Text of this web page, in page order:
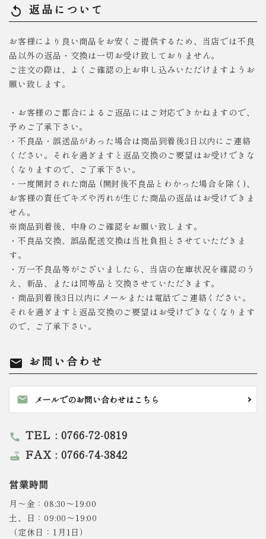
replay 返品について
お客様により良い商品をお安くご提供するため、当店では不良
品以外の返品・交換は一切お受け致しておりません。
ご注文の際は、よくご確認の上お申し込みいただけますようお
願い致します。
・お客様のご都合によるご返品にはご対応できかねますので、
予めご了承下さい。
・不良品・誤送品があった場合は商品到着後3日以内にご連絡
ください。それを過ぎますと返品交換のご要望はお受けできな
くなりますので、ご了承下さい。
・一度開封された商品 (開封後不良品とわかった場合を除く)、
お客様の責任でキズや汚れが生じた商品の返品はお受けできま
せん。
※商品到着後、中身のご確認をお願い致します。
・不良品交換、誤品配送交換は当社負担とさせていただきま
す。
・万一不良品等がございましたら、当店の在庫状況を確認のう
え、新品、または同等品と交換させていただきます。
・商品到着後3日以内にメールまたは電話でご連絡ください。
それを過ぎますと返品交換のご要望はお受けできなくなります
ので、ご了承下さい。
mail お問い合わせ
mail メールでのお問い合わせはこちら
call TEL : 0766-72-0819
router FAX : 0766-74-3842
営業時間
月～金：08:30～19:00
土、日：09:00～19:00
（定休日：1月1日）